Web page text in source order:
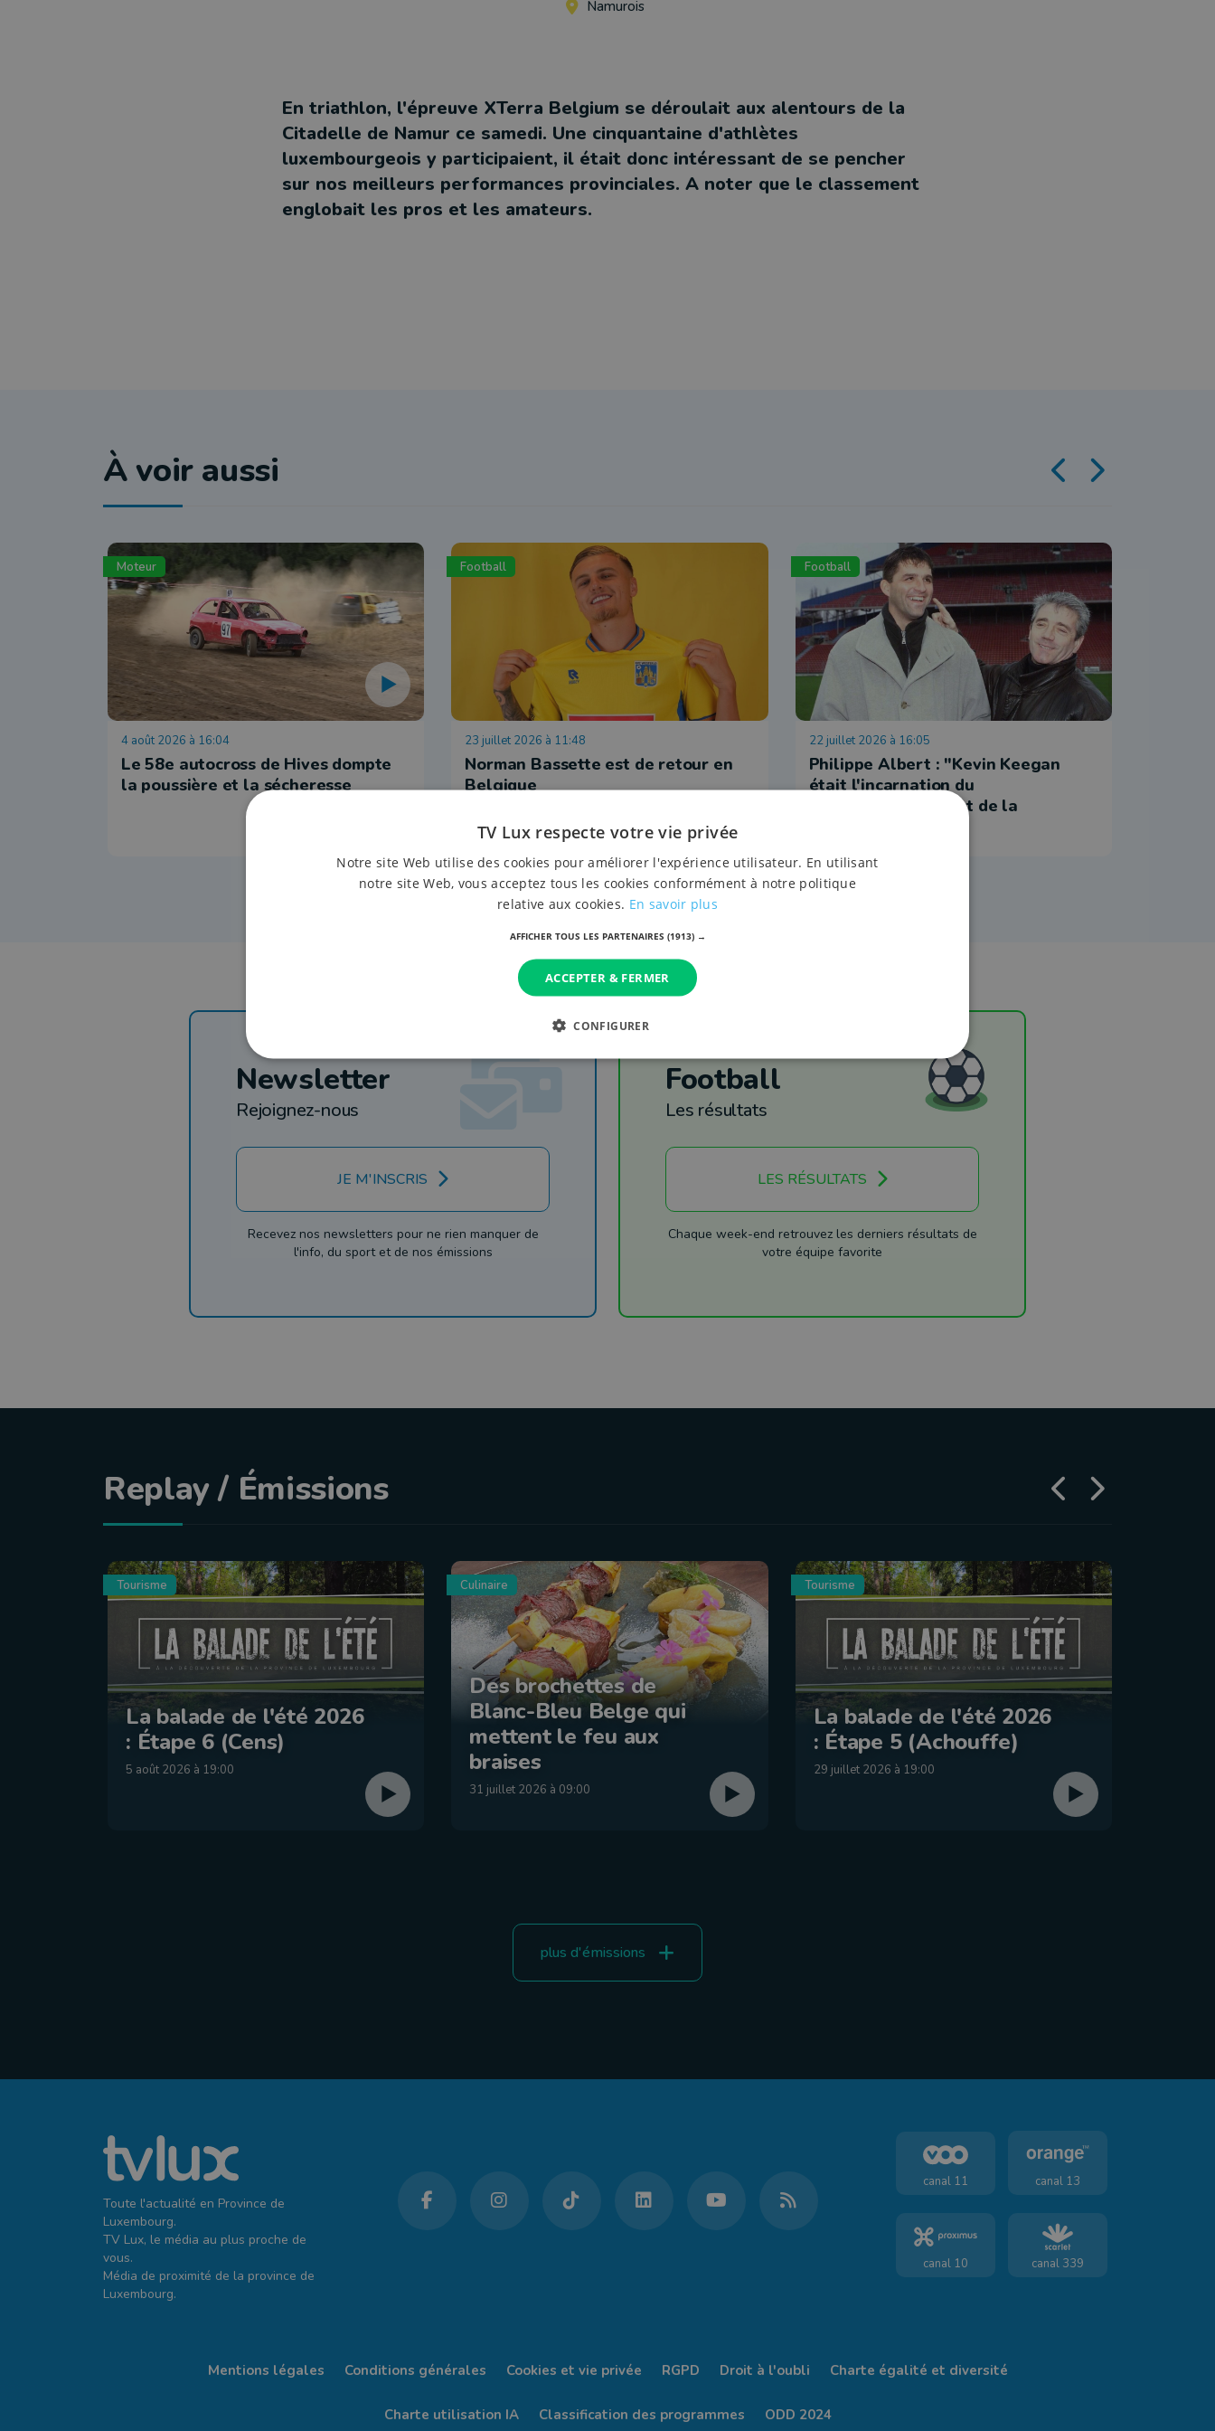
Namurois
En triathlon, l'épreuve XTerra Belgium se déroulait aux alentours de la
Citadelle de Namur ce samedi. Une cinquantaine d'athlètes
luxembourgeois y participaient, il était donc intéressant de se pencher
sur nos meilleurs performances provinciales. A noter que le classement
englobait les pros et les amateurs.
À voir aussi
Moteur
4 août 2026 à 16:04
Le 58e autocross de Hives dompte
la poussière et la sécheresse
Football
23 juillet 2026 à 11:48
Norman Bassette est de retour en
Belgique
Football
22 juillet 2026 à 16:05
Philippe Albert : "Kevin Keegan
était l'incarnation du
professionnalisme et de la
Newsletter
Rejoignez-nous
JE M'INSCRIS
Recevez nos newsletters pour ne rien manquer de
l'info, du sport et de nos émissions
Football
Les résultats
LES RÉSULTATS
Chaque week-end retrouvez les derniers résultats de
votre équipe favorite
Replay / Émissions
Tourisme
La balade de l'été 2026
: Étape 6 (Cens)
5 août 2026 à 19:00
Culinaire
Des brochettes de
Blanc-Bleu Belge qui
mettent le feu aux
braises
31 juillet 2026 à 09:00
Tourisme
La balade de l'été 2026
: Étape 5 (Achouffe)
29 juillet 2026 à 19:00
plus d'émissions
Toute l'actualité en Province de
Luxembourg.
TV Lux, le média au plus proche de
vous.
Média de proximité de la province de
Luxembourg.
canal 11 canal 13
canal 10 canal 339
Mentions légales Conditions générales Cookies et vie privée RGPD Droit à l'oubli Charte égalité et diversité
Charte utilisation IA Classification des programmes ODD 2024
TV Lux respecte votre vie privée
Notre site Web utilise des cookies pour améliorer l'expérience utilisateur. En utilisant
notre site Web, vous acceptez tous les cookies conformément à notre politique
relative aux cookies. En savoir plus
AFFICHER TOUS LES PARTENAIRES (1913) →
ACCEPTER & FERMER
CONFIGURER